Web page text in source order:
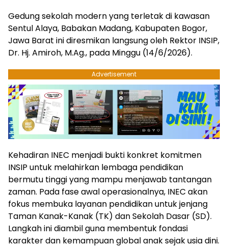
​Gedung sekolah modern yang terletak di kawasan
Sentul Alaya, Babakan Madang, Kabupaten Bogor,
Jawa Barat ini diresmikan langsung oleh Rektor INSIP,
Dr. Hj. Amiroh, M.Ag., pada Minggu (14/6/2026).
Advertisement
​Kehadiran INEC menjadi bukti konkret komitmen
INSIP untuk melahirkan lembaga pendidikan
bermutu tinggi yang mampu menjawab tantangan
zaman. Pada fase awal operasionalnya, INEC akan
fokus membuka layanan pendidikan untuk jenjang
Taman Kanak-Kanak (TK) dan Sekolah Dasar (SD).
Langkah ini diambil guna membentuk fondasi
karakter dan kemampuan global anak sejak usia dini.